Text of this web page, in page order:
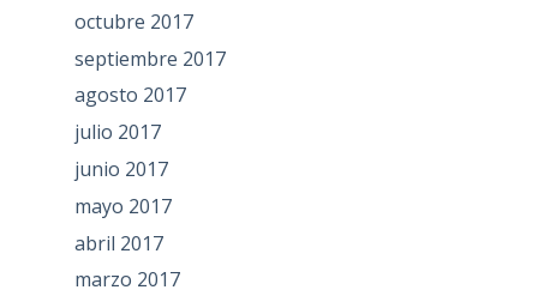
octubre 2017
septiembre 2017
agosto 2017
julio 2017
junio 2017
mayo 2017
abril 2017
marzo 2017